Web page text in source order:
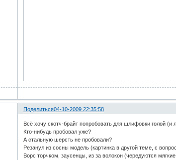
Поделиться04-10-2009 22:35:58
Всё хочу скотч-брайт попробовать для шлифовки голой
Кто-нибудь пробовал уже?
А стальную шерсть не пробовали?
Резанул из сосны модель (картинка в другой теме, с
Ворс торчком, заусенцы, из за волокон (чередуются